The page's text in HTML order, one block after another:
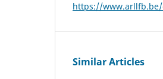
https://
Similar Articles